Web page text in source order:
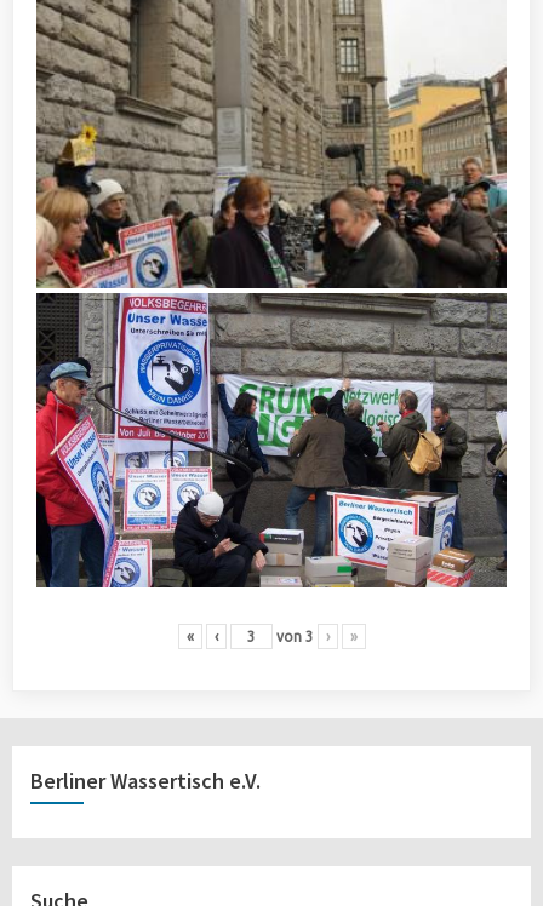
« ‹ von 3 › »
Berliner Wassertisch e.V.
Suche